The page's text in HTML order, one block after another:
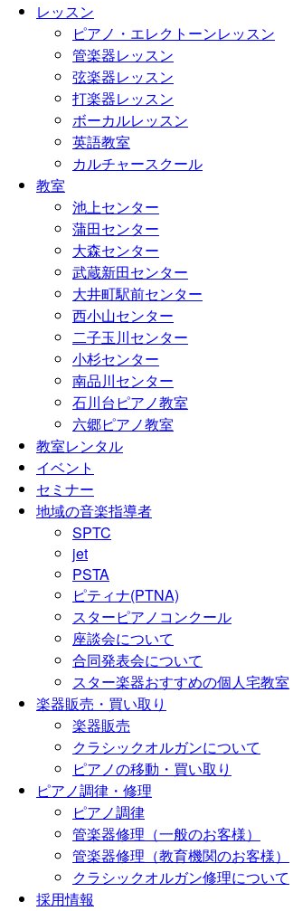
レッスン
ピアノ・エレクトーンレッスン
管楽器レッスン
弦楽器レッスン
打楽器レッスン
ボーカルレッスン
英語教室
カルチャースクール
教室
池上センター
蒲田センター
大森センター
武蔵新田センター
大井町駅前センター
西小山センター
二子玉川センター
小杉センター
南品川センター
石川台ピアノ教室
六郷ピアノ教室
教室レンタル
イベント
セミナー
地域の音楽指導者
SPTC
jet
PSTA
ピティナ(PTNA)
スターピアノコンクール
座談会について
合同発表会について
スター楽器おすすめの個人宅教室
楽器販売・買い取り
楽器販売
クラシックオルガンについて
ピアノの移動・買い取り
ピアノ調律・修理
ピアノ調律
管楽器修理（一般のお客様）
管楽器修理（教育機関のお客様）
クラシックオルガン修理について
採用情報